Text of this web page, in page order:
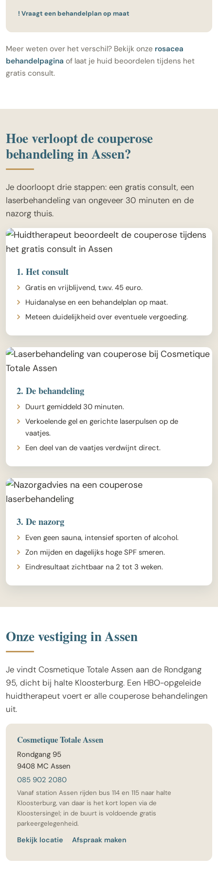
! Vraagt een behandelplan op maat
Meer weten over het verschil? Bekijk onze rosacea
behandelpagina of laat je huid beoordelen tijdens het
gratis consult.
Hoe verloopt de couperose
behandeling in Assen?
Je doorloopt drie stappen: een gratis consult, een
laserbehandeling van ongeveer 30 minuten en de
nazorg thuis.
1. Het consult
Gratis en vrijblijvend, t.w.v. 45 euro.
Huidanalyse en een behandelplan op maat.
Meteen duidelijkheid over eventuele vergoeding.
2. De behandeling
Duurt gemiddeld 30 minuten.
Verkoelende gel en gerichte laserpulsen op de
vaatjes.
Een deel van de vaatjes verdwijnt direct.
3. De nazorg
Even geen sauna, intensief sporten of alcohol.
Zon mijden en dagelijks hoge SPF smeren.
Eindresultaat zichtbaar na 2 tot 3 weken.
Onze vestiging in Assen
Je vindt Cosmetique Totale Assen aan de Rondgang
95, dicht bij halte Kloosterburg. Een HBO-opgeleide
huidtherapeut voert er alle couperose behandelingen
uit.
Cosmetique Totale Assen
Rondgang 95
9408 MC Assen
085 902 2080
Vanaf station Assen rijden bus 114 en 115 naar halte
Kloosterburg, van daar is het kort lopen via de
Kloostersingel; in de buurt is voldoende gratis
parkeergelegenheid.
Bekijk locatie Afspraak maken